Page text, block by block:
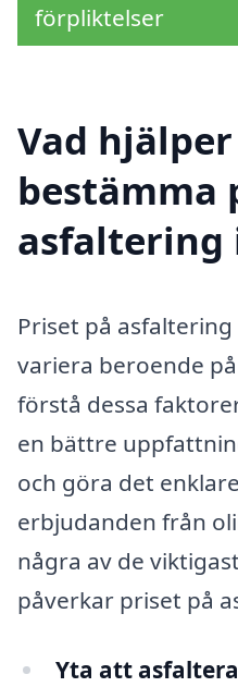
förpliktelser
Vad
bestämma
asfaltering
Priset på
variera beroende
förstå dessa
en bättre
och göra det
erbjudanden från
några av de
påverkar priset på
Yta att